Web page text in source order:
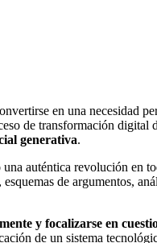
en una necesidad
de transformación
generativa.
auténtica revolución en
de argumentos,
y focalizarse en
de un sistema